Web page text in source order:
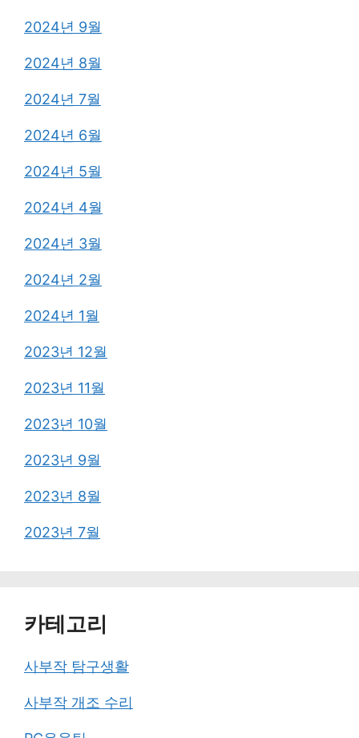
2024년 9월
2024년 8월
2024년 7월
2024년 6월
2024년 5월
2024년 4월
2024년 3월
2024년 2월
2024년 1월
2023년 12월
2023년 11월
2023년 10월
2023년 9월
2023년 8월
2023년 7월
카테고리
사부작 탐구생활
사부작 개조 수리